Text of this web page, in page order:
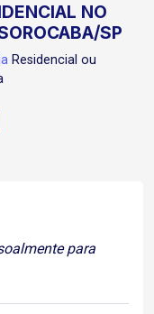
NO
SP
Residencial ou
para